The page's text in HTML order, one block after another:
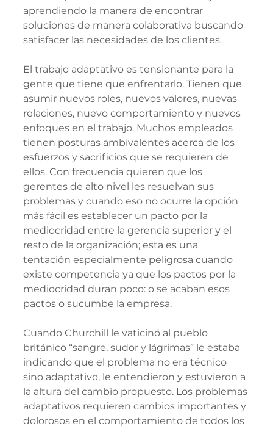
aprendiendo la manera de encontrar
soluciones de manera colaborativa buscando
satisfacer las necesidades de los clientes.
El trabajo adaptativo es tensionante para la
gente que tiene que enfrentarlo. Tienen que
asumir nuevos roles, nuevos valores, nuevas
relaciones, nuevo comportamiento y nuevos
enfoques en el trabajo. Muchos empleados
tienen posturas ambivalentes acerca de los
esfuerzos y sacrificios que se requieren de
ellos. Con frecuencia quieren que los
gerentes de alto nivel les resuelvan sus
problemas y cuando eso no ocurre la opción
más fácil es establecer un pacto por la
mediocridad entre la gerencia superior y el
resto de la organización; esta es una
tentación especialmente peligrosa cuando
existe competencia ya que los pactos por la
mediocridad duran poco: o se acaban esos
pactos o sucumbe la empresa.
Cuando Churchill le vaticinó al pueblo
británico “sangre, sudor y lágrimas” le estaba
indicando que el problema no era técnico
sino adaptativo, le entendieron y estuvieron a
la altura del cambio propuesto. Los problemas
adaptativos requieren cambios importantes y
dolorosos en el comportamiento de todos los